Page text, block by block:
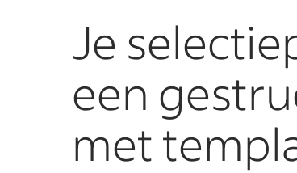
Je
een
met